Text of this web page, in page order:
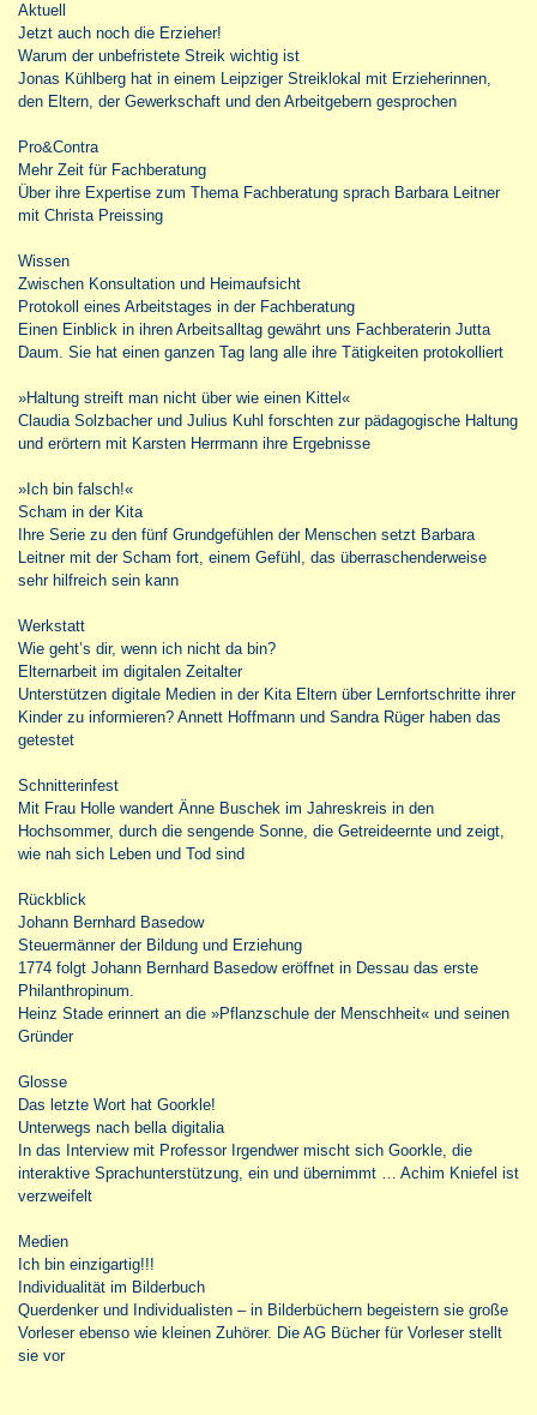
Aktuell
Jetzt auch noch die Erzieher!
Warum der unbefristete Streik wichtig ist
Jonas Kühlberg hat in einem Leipziger Streiklokal mit Erzieherinnen,
den Eltern, der Gewerkschaft und den Arbeitgebern gesprochen
Pro&Contra
Mehr Zeit für Fachberatung
Über ihre Expertise zum Thema Fachberatung sprach Barbara Leitner
mit Christa Preissing
Wissen
Zwischen Konsultation und Heimaufsicht
Protokoll eines Arbeitstages in der Fachberatung
Einen Einblick in ihren Arbeitsalltag gewährt uns Fachberaterin Jutta
Daum. Sie hat einen ganzen Tag lang alle ihre Tätigkeiten protokolliert
»Haltung streift man nicht über wie einen Kittel«
Claudia Solzbacher und Julius Kuhl forschten zur pädagogische Haltung
und erörtern mit Karsten Herrmann ihre Ergebnisse
»Ich bin falsch!«
Scham in der Kita
Ihre Serie zu den fünf Grundgefühlen der Menschen setzt Barbara
Leitner mit der Scham fort, einem Gefühl, das überraschenderweise
sehr hilfreich sein kann
Werkstatt
Wie geht’s dir, wenn ich nicht da bin?
Elternarbeit im digitalen Zeitalter
Unterstützen digitale Medien in der Kita Eltern über Lernfortschritte ihrer
Kinder zu informieren? Annett Hoffmann und Sandra Rüger haben das
getestet
Schnitterinfest
Mit Frau Holle wandert Änne Buschek im Jahreskreis in den
Hochsommer, durch die sengende Sonne, die Getreideernte und zeigt,
wie nah sich Leben und Tod sind
Rückblick
Johann Bernhard Basedow
Steuermänner der Bildung und Erziehung
1774 folgt Johann Bernhard Basedow eröffnet in Dessau das erste
Philanthropinum.
Heinz Stade erinnert an die »Pflanzschule der Menschheit« und seinen
Gründer
Glosse
Das letzte Wort hat Goorkle!
Unterwegs nach bella digitalia
In das Interview mit Professor Irgendwer mischt sich Goorkle, die
interaktive Sprachunterstützung, ein und übernimmt … Achim Kniefel ist
verzweifelt
Medien
Ich bin einzigartig!!!
Individualität im Bilderbuch
Querdenker und Individualisten – in Bilderbüchern begeistern sie große
Vorleser ebenso wie kleinen Zuhörer. Die AG Bücher für Vorleser stellt
sie vor